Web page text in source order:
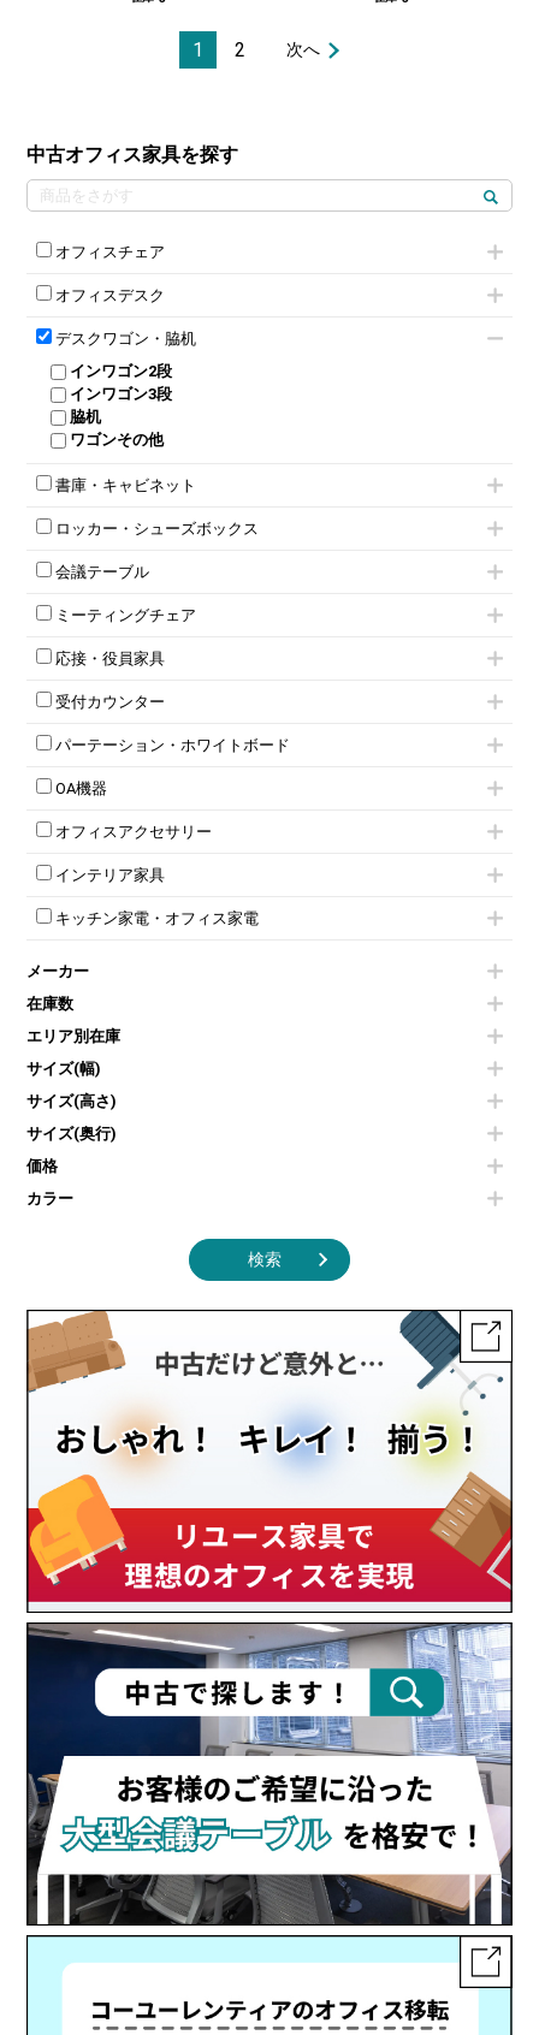
中古オフィス家具を探す
オフィスチェア
肘付きチェア
肘無しチェア
役員チェア
オフィスチェアその他
オフィスデスク
片袖机
フリーアドレスデスク（ベンチデスク）
昇降デスク
オフィスデスクその他
両袖机
平机・平デスク
デスクワゴン・脇机
インワゴン2段
インワゴン3段
脇机
ワゴンその他
書庫・キャビネット
ハイキャビネット
ローキャビネット
両開きキャビネット
上下連結キャビネット
軽量ラック（スチールラック）
収納家具その他
両開書庫
ラテラル書庫
ロッカー・シューズボックス
1人用ロッカー
2人用ロッカー
3人用ロッカー
5人用ロッカー
8人用ロッカー
多人数ロッカー
ダイヤル錠ロッカー
ダイヤル錠ロッカー
ワードローブ・クローゼット
会議テーブル
ミーティングテーブル
スタッキングテーブル
ネスティングテーブル
カウンターテーブル
T字脚テーブル
会議テーブルW1200～
会議テーブルW1800～
平行スタックテーブル
会議テーブルその他
ミーティングチェア
キャスター付きミーティングチェア
スタッキングミーティングチェア
テーブル付きミーティングチェア
折りたたみミーティングチェア
ハイチェア
ミーティングチェアその他
応接・役員家具
応接セット
応接ソファ
応接チェア
応接・役員家具その他
受付カウンター
ハイカウンター
ローカウンター
ラウンジカウンター
パーテーション・ホワイトボード
パーテーション
自立タイプパーテーション
パーテーションその他
壁掛けホワイトボード
ホワイトボードその他
OA機器
電話機（ビジネスフォン）
シュレッダー
スクリーン
その他OA機器
オフィスアクセサリー
チェア用台車
演台・講演台・演説台
防音パネル
コートハンガー・ポールハンガー
傘立て
食器棚・キッチンキャビネット
カタログスタンド
オフィスアクセサリーその他
インテリア家具
モールドチェア
ダイニングチェア
カウンターテーブル
センターテーブル・サイドテーブル
ベンチ・スツール
ソファ
シェルフ
ダストボックス（ゴミ箱）
インテリア家具その他
キッチン家電・オフィス家電
冷蔵庫・洗濯機
空気清浄機・加湿器
液晶テレビ・モニター類
エアコン
照明機器
掃除機
季節家電
メーカー
在庫数
エリア別在庫
サイズ(幅)
サイズ(高さ)
サイズ(奥行)
価格
カラー
検索
1 2 次へ